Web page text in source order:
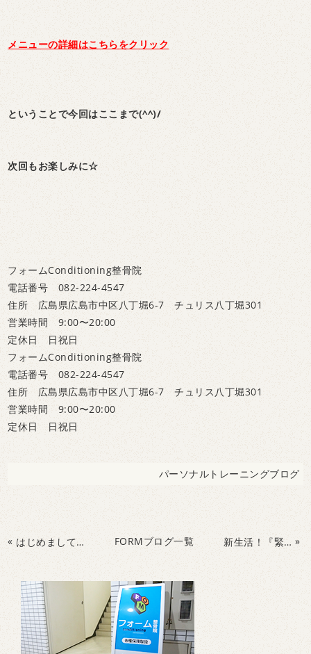
メニューの詳細はこちらをクリック
ということで今回はここまで(^^)/
次回もお楽しみに☆
フォームConditioning整骨院
電話番号 082-224-4547
住所 広島県広島市中区八丁堀6-7 チュリス八丁堀301
営業時間 9:00〜20:00
定休日 日祝日
フォームConditioning整骨院
電話番号 082-224-4547
住所 広島県広島市中区八丁堀6-7 チュリス八丁堀301
営業時間 9:00〜20:00
定休日 日祝日
パーソナルトレーニングブログ
« はじめまして！！ FORMブログ一覧 新生活！『緊張』緩和方法 »